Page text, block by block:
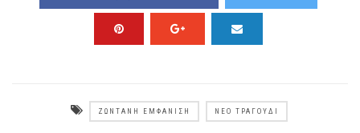
ΖΩΝΤΑΝΉ ΕΜΦΆΝΙΣΗ ΝΈΟ ΤΡΑΓΟΎΔΙ